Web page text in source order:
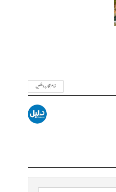
تمام تحاریر دیکھیں